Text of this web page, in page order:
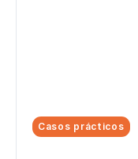
Casos prácticos